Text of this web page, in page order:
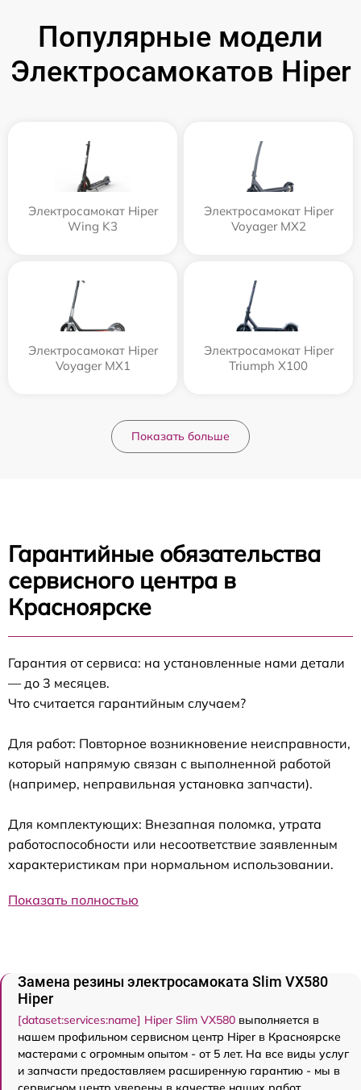
Популярные модели
Электросамокатов Hiper
Электросамокат Hiper
Wing K3
Электросамокат Hiper
Voyager MX2
Электросамокат Hiper
Voyager MX1
Электросамокат Hiper
Triumph X100
Показать больше
Гарантийные обязательства
сервисного центра в
Красноярске
Гарантия от сервиса: на установленные нами детали
— до 3 месяцев.
Что считается гарантийным случаем?
Для работ: Повторное возникновение неисправности,
который напрямую связан с выполненной работой
(например, неправильная установка запчасти).
Для комплектующих: Внезапная поломка, утрата
работоспособности или несоответствие заявленным
характеристикам при нормальном использовании.
Показать полностью
Замена резины электросамоката Slim VX580
Hiper
[dataset:services:name] Hiper Slim VX580 выполняется в
нашем профильном сервисном центр Hiper в Красноярске
мастерами с огромным опытом - от 5 лет. На все виды услуг
и запчасти предоставляем расширенную гарантию - мы в